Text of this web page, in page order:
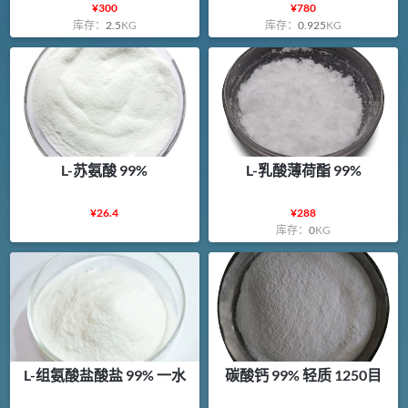
¥300
库存： 2.5KG
¥780
库存：0.925KG
L-苏氨酸 99%
¥26.4
L-乳酸薄荷酯 99%
¥288
库存：0KG
L-组氨酸盐酸盐 99% 一水 碳酸钙 99% 轻质 1250目